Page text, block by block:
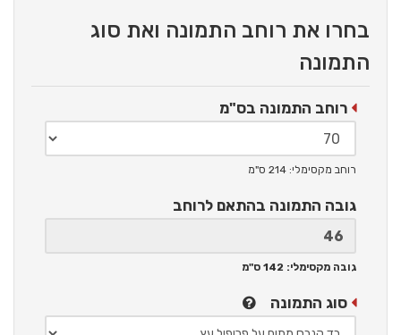
בחרו את רוחב התמונה ואת סוג
התמונה
רוחב התמונה בס"מ
רוחב מקסימלי: 214 ס"מ
גובה התמונה בהתאם לרוחב
גובה מקסימלי: 142 ס"מ
סוג התמונה